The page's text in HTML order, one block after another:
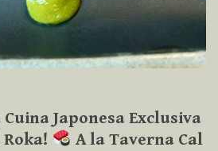
Japonesa Exclusiva
A la Taverna Cal